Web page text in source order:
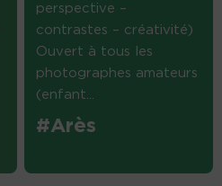
perspective –
contrastes – créativité)
Ouvert à tous les
photographes amateurs
(enfant...
#Arès